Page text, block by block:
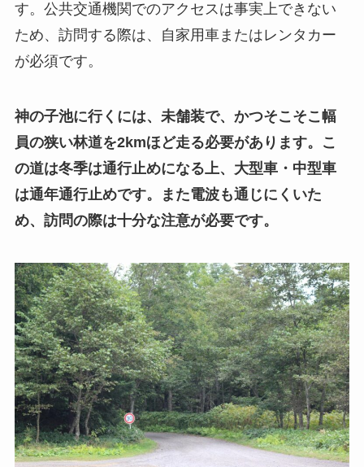
す。公共交通機関でのアクセスは事実上できない
ため、訪問する際は、自家用車またはレンタカー
が必須です。
神の子池に行くには、未舗装で、かつそこそこ幅
員の狭い林道を2kmほど走る必要があります。こ
の道は冬季は通行止めになる上、大型車・中型車
は通年通行止めです。また電波も通じにくいた
め、訪問の際は十分な注意が必要です。